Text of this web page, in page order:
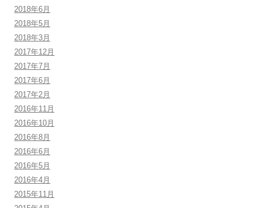
2018年6月
2018年5月
2018年3月
2017年12月
2017年7月
2017年6月
2017年2月
2016年11月
2016年10月
2016年8月
2016年6月
2016年5月
2016年4月
2015年11月